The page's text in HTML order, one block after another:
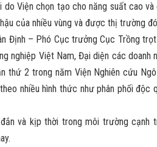
do Viện chọn tạo cho năng suất cao
của nhiều vùng và được thị trường
Định – Phó Cục trưởng Cục Trồng
nghiệp Việt Nam, Đại diện các doanh
thứ 2 trong năm Viện Nghiên cứu
nhiều hình thức như phân phối độc
và kịp thời trong môi trường cạnh